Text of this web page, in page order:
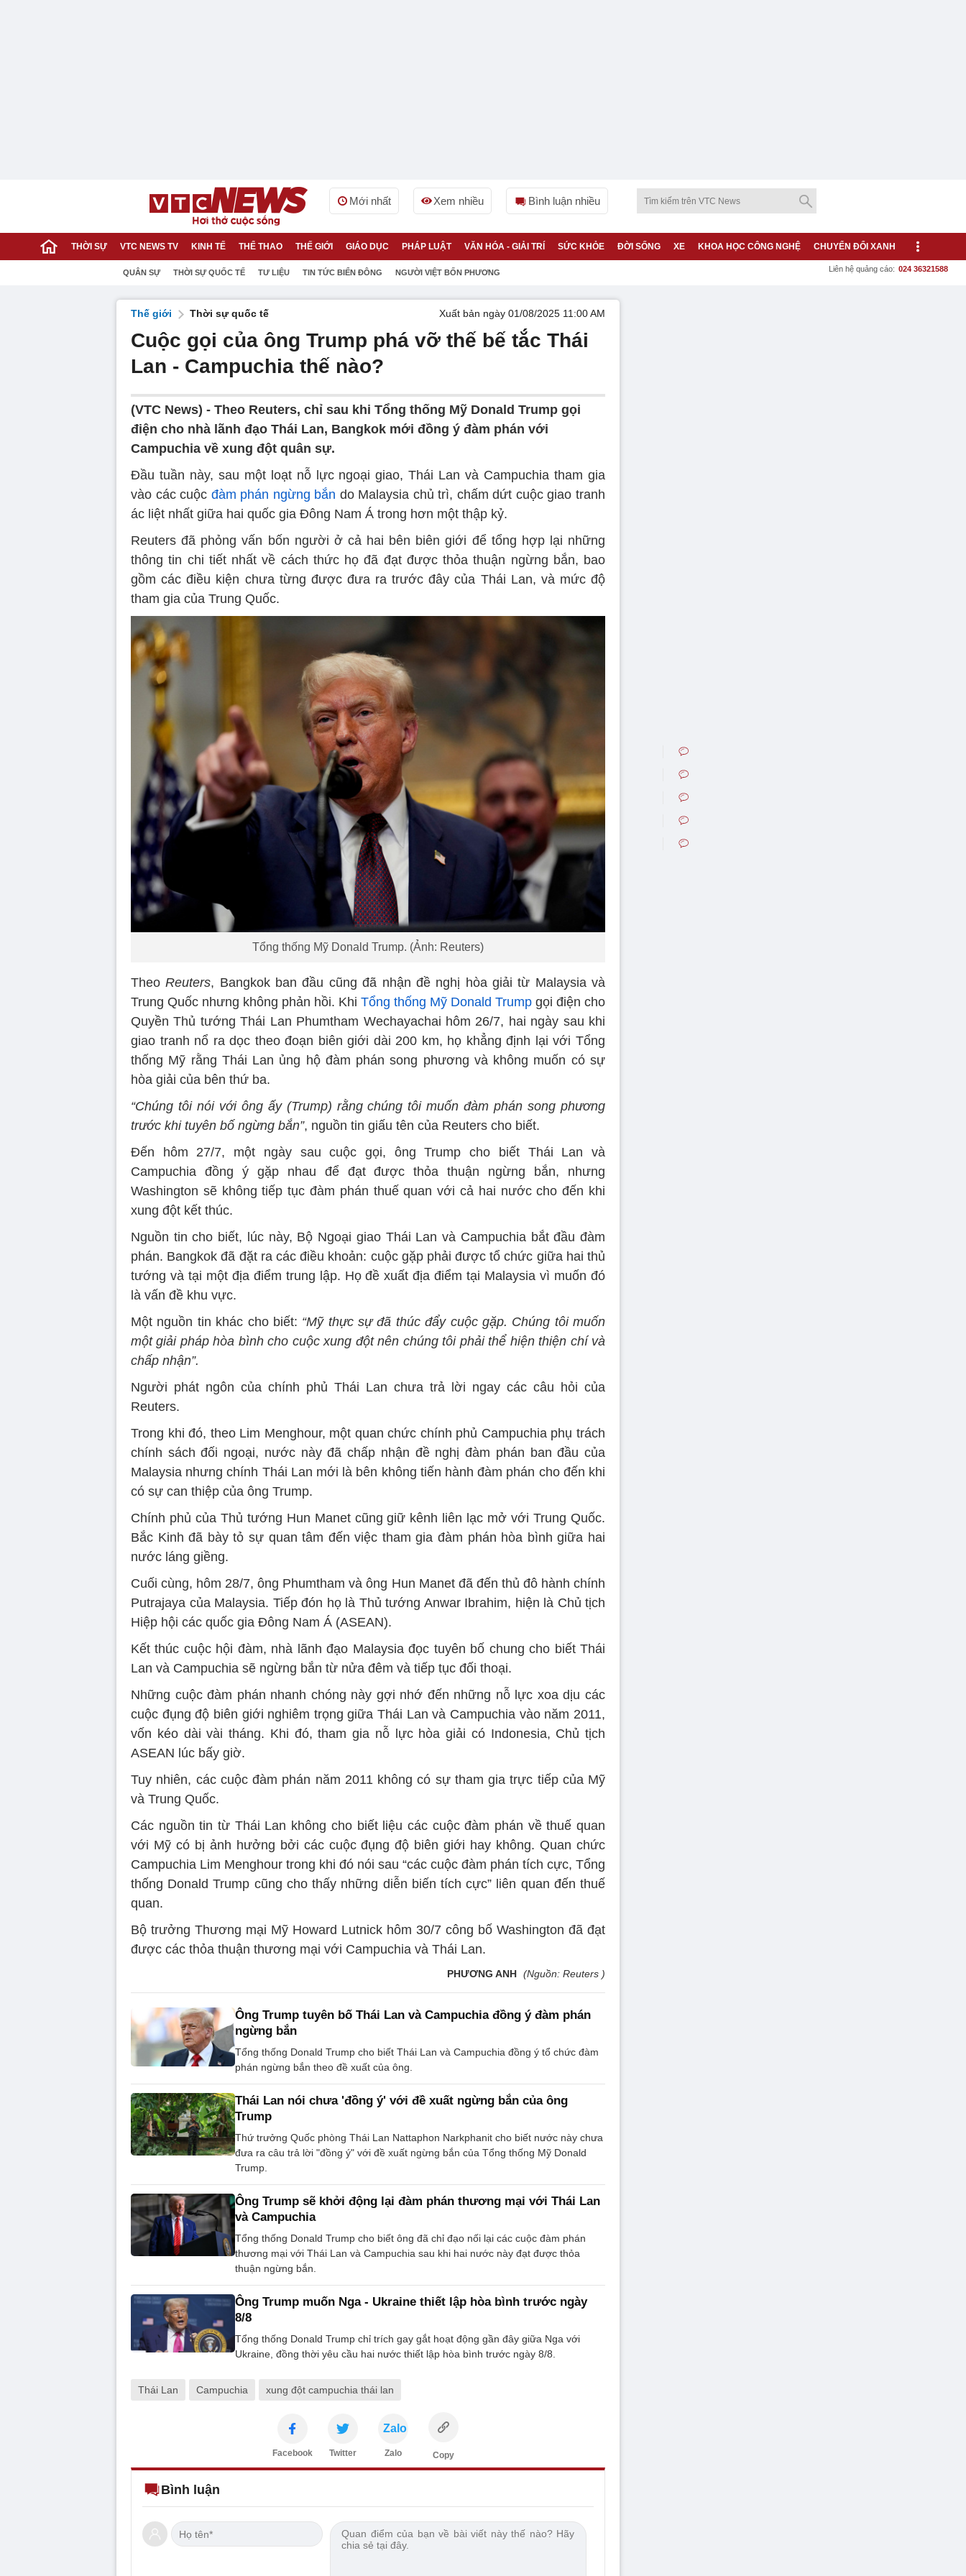
Mới nhất Xem nhiều Bình luận nhiều
THỜI SỰ VTC NEWS TV KINH TẾ THỂ THAO THẾ GIỚI GIÁO DỤC PHÁP LUẬT VĂN HÓA - GIẢI TRÍ SỨC KHỎE ĐỜI SỐNG XE KHOA HỌC CÔNG NGHỆ CHUYỂN ĐỔI XANH
QUÂN SỰ THỜI SỰ QUỐC TẾ TƯ LIỆU TIN TỨC BIỂN ĐÔNG NGƯỜI VIỆT BỐN PHƯƠNG Liên hệ quảng cáo: 024 36321588
Thế giới Thời sự quốc tế Xuất bản ngày 01/08/2025 11:00 AM
Cuộc gọi của ông Trump phá vỡ thế bế tắc Thái
Lan - Campuchia thế nào?
(VTC News) - Theo Reuters, chỉ sau khi Tổng thống Mỹ Donald Trump gọi
điện cho nhà lãnh đạo Thái Lan, Bangkok mới đồng ý đàm phán với
Campuchia về xung đột quân sự.
Đầu tuần này, sau một loạt nỗ lực ngoại giao, Thái Lan và Campuchia tham gia
vào các cuộc đàm phán ngừng bắn do Malaysia chủ trì, chấm dứt cuộc giao tranh
ác liệt nhất giữa hai quốc gia Đông Nam Á trong hơn một thập kỷ.
Reuters đã phỏng vấn bốn người ở cả hai bên biên giới để tổng hợp lại những
thông tin chi tiết nhất về cách thức họ đã đạt được thỏa thuận ngừng bắn, bao
gồm các điều kiện chưa từng được đưa ra trước đây của Thái Lan, và mức độ
tham gia của Trung Quốc.
Tổng thống Mỹ Donald Trump. (Ảnh: Reuters)
TheoReuters, Bangkok ban đầu cũng đã nhận đề nghị hòa giải từ Malaysia và
Trung Quốc nhưng không phản hồi. Khi Tổng thống Mỹ Donald Trump gọi điện cho
Quyền Thủ tướng Thái Lan Phumtham Wechayachai hôm 26/7, hai ngày sau khi
giao tranh nổ ra dọc theo đoạn biên giới dài 200 km, họ khẳng định lại với Tổng
thống Mỹ rằng Thái Lan ủng hộ đàm phán song phương và không muốn có sự
hòa giải của bên thứ ba.
“Chúng tôi nói với ông ấy (Trump) rằng chúng tôi muốn đàm phán song phương
trước khi tuyên bố ngừng bắn”, nguồn tin giấu tên của Reuters cho biết.
Đến hôm 27/7, một ngày sau cuộc gọi, ông Trump cho biết Thái Lan và
Campuchia đồng ý gặp nhau để đạt được thỏa thuận ngừng bắn, nhưng
Washington sẽ không tiếp tục đàm phán thuế quan với cả hai nước cho đến khi
xung đột kết thúc.
Nguồn tin cho biết, lúc này, Bộ Ngoại giao Thái Lan và Campuchia bắt đầu đàm
phán. Bangkok đã đặt ra các điều khoản: cuộc gặp phải được tổ chức giữa hai thủ
tướng và tại một địa điểm trung lập. Họ đề xuất địa điểm tại Malaysia vì muốn đó
là vấn đề khu vực.
Một nguồn tin khác cho biết: “Mỹ thực sự đã thúc đẩy cuộc gặp. Chúng tôi muốn
một giải pháp hòa bình cho cuộc xung đột nên chúng tôi phải thể hiện thiện chí và
chấp nhận”.
Người phát ngôn của chính phủ Thái Lan chưa trả lời ngay các câu hỏi của
Reuters.
Trong khi đó, theo Lim Menghour, một quan chức chính phủ Campuchia phụ trách
chính sách đối ngoại, nước này đã chấp nhận đề nghị đàm phán ban đầu của
Malaysia nhưng chính Thái Lan mới là bên không tiến hành đàm phán cho đến khi
có sự can thiệp của ông Trump.
Chính phủ của Thủ tướng Hun Manet cũng giữ kênh liên lạc mở với Trung Quốc.
Bắc Kinh đã bày tỏ sự quan tâm đến việc tham gia đàm phán hòa bình giữa hai
nước láng giềng.
Cuối cùng, hôm 28/7, ông Phumtham và ông Hun Manet đã đến thủ đô hành chính
Putrajaya của Malaysia. Tiếp đón họ là Thủ tướng Anwar Ibrahim, hiện là Chủ tịch
Hiệp hội các quốc gia Đông Nam Á (ASEAN).
Kết thúc cuộc hội đàm, nhà lãnh đạo Malaysia đọc tuyên bố chung cho biết Thái
Lan và Campuchia sẽ ngừng bắn từ nửa đêm và tiếp tục đối thoại.
Những cuộc đàm phán nhanh chóng này gợi nhớ đến những nỗ lực xoa dịu các
cuộc đụng độ biên giới nghiêm trọng giữa Thái Lan và Campuchia vào năm 2011,
vốn kéo dài vài tháng. Khi đó, tham gia nỗ lực hòa giải có Indonesia, Chủ tịch
ASEAN lúc bấy giờ.
Tuy nhiên, các cuộc đàm phán năm 2011 không có sự tham gia trực tiếp của Mỹ
và Trung Quốc.
Các nguồn tin từ Thái Lan không cho biết liệu các cuộc đàm phán về thuế quan
với Mỹ có bị ảnh hưởng bởi các cuộc đụng độ biên giới hay không. Quan chức
Campuchia Lim Menghour trong khi đó nói sau “các cuộc đàm phán tích cực, Tổng
thống Donald Trump cũng cho thấy những diễn biến tích cực” liên quan đến thuế
quan.
Bộ trưởng Thương mại Mỹ Howard Lutnick hôm 30/7 công bố Washington đã đạt
được các thỏa thuận thương mại với Campuchia và Thái Lan.
PHƯƠNG ANH (Nguồn: Reuters )
Ông Trump tuyên bố Thái Lan và Campuchia đồng ý đàm phán
ngừng bắn
Tổng thống Donald Trump cho biết Thái Lan và Campuchia đồng ý tổ chức đàm
phán ngừng bắn theo đề xuất của ông.
Thái Lan nói chưa 'đồng ý' với đề xuất ngừng bắn của ông
Trump
Thứ trưởng Quốc phòng Thái Lan Nattaphon Narkphanit cho biết nước này chưa
đưa ra câu trả lời "đồng ý" với đề xuất ngừng bắn của Tổng thống Mỹ Donald
Trump.
Ông Trump sẽ khởi động lại đàm phán thương mại với Thái Lan
và Campuchia
Tổng thống Donald Trump cho biết ông đã chỉ đạo nối lại các cuộc đàm phán
thương mại với Thái Lan và Campuchia sau khi hai nước này đạt được thỏa
thuận ngừng bắn.
Ông Trump muốn Nga - Ukraine thiết lập hòa bình trước ngày
8/8
Tổng thống Donald Trump chỉ trích gay gắt hoạt động gần đây giữa Nga với
Ukraine, đồng thời yêu cầu hai nước thiết lập hòa bình trước ngày 8/8.
Thái Lan Campuchia xung đột campuchia thái lan
Facebook Twitter
Zalo
Zalo Copy
Bình luận